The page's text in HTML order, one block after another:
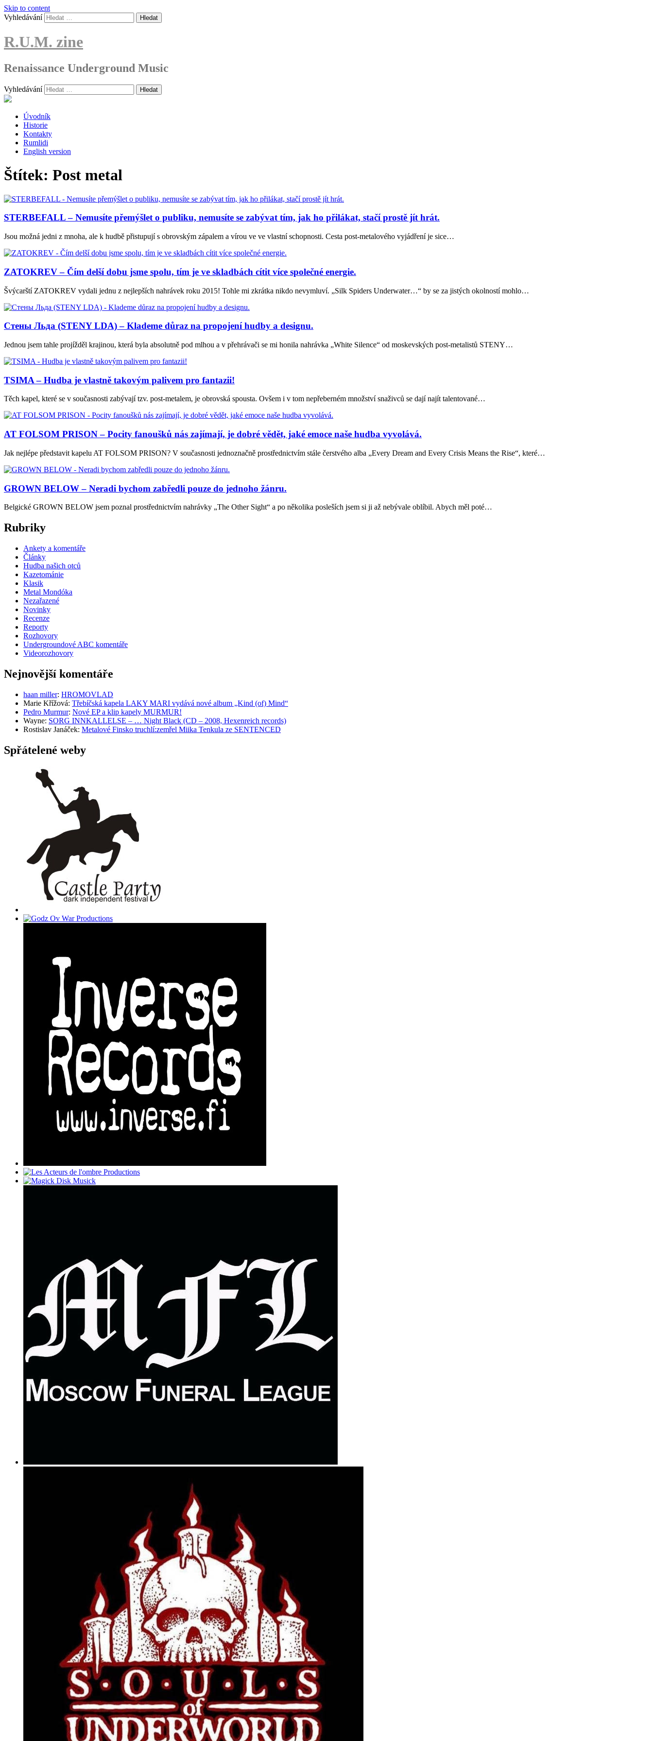
Skip to content
Vyhledávání
R.U.M. zine
Renaissance Underground Music
Vyhledávání
Úvodník
Historie
Kontakty
Rumlidi
English version
Štítek: Post metal
STERBEFALL – Nemusíte přemýšlet o publiku, nemusíte se zabývat tím, jak ho přilákat, stačí prostě jít hrát.
Jsou možná jedni z mnoha, ale k hudbě přistupují s obrovským zápalem a vírou ve ve vlastní schopnosti. Cesta post-metalového vyjádření je sice…
ZATOKREV – Čím delší dobu jsme spolu, tím je ve skladbách cítit více společné energie.
Švýcarští ZATOKREV vydali jednu z nejlepších nahrávek roku 2015! Tohle mi zkrátka nikdo nevymluví. „Silk Spiders Underwater…“ by se za jistých okolností mohlo…
Стены Льда (STENY LDA) – Klademe důraz na propojení hudby a designu.
Jednou jsem tahle projížděl krajinou, která byla absolutně pod mlhou a v přehrávači se mi honila nahrávka „White Silence“ od moskevských post-metalistů STENY…
TSIMA – Hudba je vlastně takovým palivem pro fantazii!
Těch kapel, které se v současnosti zabývají tzv. post-metalem, je obrovská spousta. Ovšem i v tom nepřeberném množství snaživců se dají najít talentované…
AT FOLSOM PRISON – Pocity fanoušků nás zajímají, je dobré vědět, jaké emoce naše hudba vyvolává.
Jak nejlépe představit kapelu AT FOLSOM PRISON? V současnosti jednoznačně prostřednictvím stále čerstvého alba „Every Dream and Every Crisis Means the Rise“, které…
GROWN BELOW – Neradi bychom zabředli pouze do jednoho žánru.
Belgické GROWN BELOW jsem poznal prostřednictvím nahrávky „The Other Sight“ a po několika posleších jsem si ji až nebývale oblíbil. Abych měl poté…
Rubriky
Ankety a komentáře
Články
Hudba našich otců
Kazetománie
Klasik
Metal Mondóka
Nezařazené
Novinky
Recenze
Reporty
Rozhovory
Undergroundové ABC komentáře
Videorozhovory
Nejnovější komentáře
haan miller: HROMOVLAD
Marie Křížová: Třebíčská kapela LAKY MARI vydává nové album „Kind (of) Mind“
Pedro Murmur: Nové EP a klip kapely MURMUR!
Wayne: SORG INNKALLELSE – … Night Black (CD – 2008, Hexenreich records)
Rostislav Janáček: Metalové Finsko truchlí:zemřel Miika Tenkula ze SENTENCED
Spřátelené weby